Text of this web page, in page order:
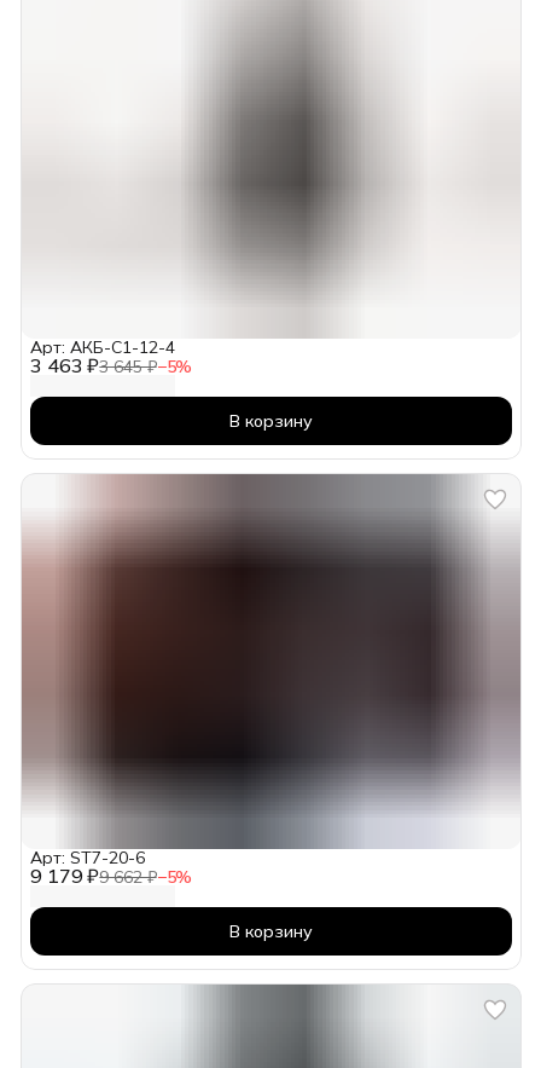
3 463 ₽3 645 ₽−5%
Арт: АКБ-С1-12-4
В корзину
9 179 ₽9 662 ₽−5%
Арт: ST7-20-6
В корзину